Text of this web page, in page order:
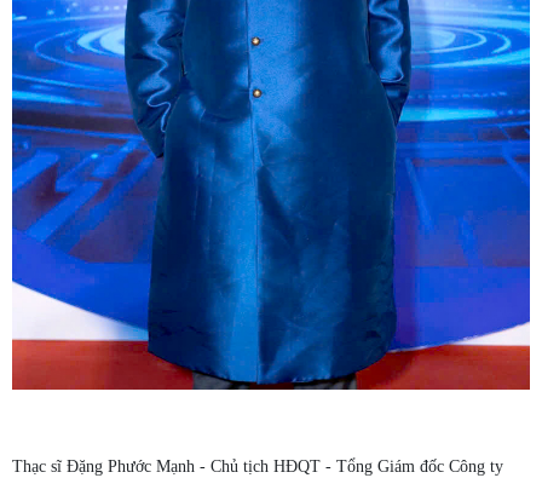
Thạc sĩ Đặng Phước Mạnh - Chủ tịch HĐQT - Tổng Giám đốc Công ty